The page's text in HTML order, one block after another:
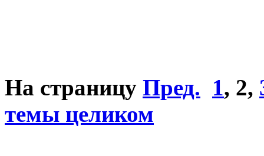
На страницу Пред. 1, 2,
темы целиком